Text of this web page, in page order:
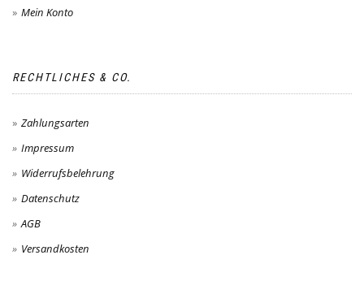
Mein Konto
RECHTLICHES & CO.
Zahlungsarten
Impressum
Widerrufsbelehrung
Datenschutz
AGB
Versandkosten